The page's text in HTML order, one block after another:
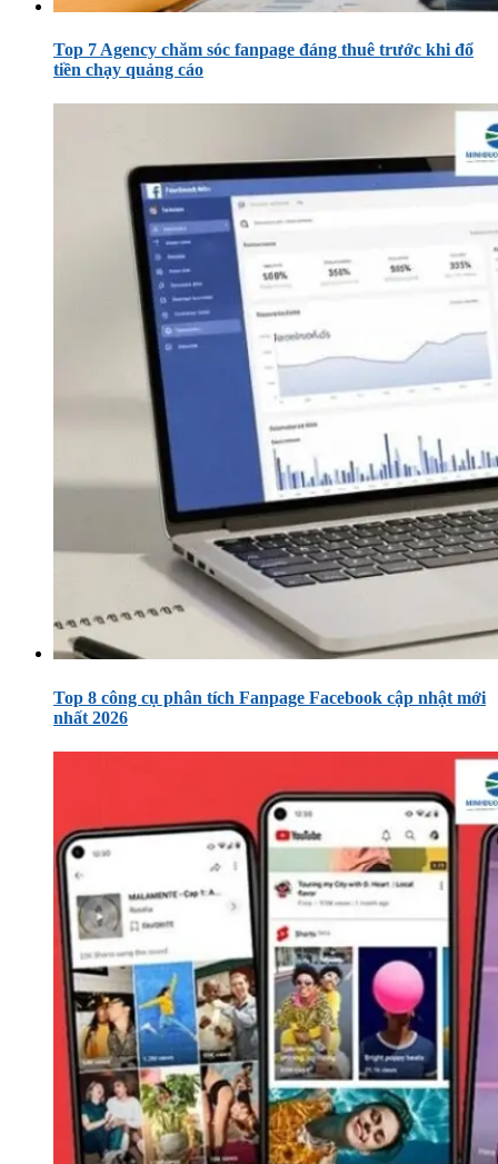
Top 7 Agency chăm sóc fanpage đáng thuê trước khi đổ
tiền chạy quảng cáo
Top 8 công cụ phân tích Fanpage Facebook cập nhật mới
nhất 2026